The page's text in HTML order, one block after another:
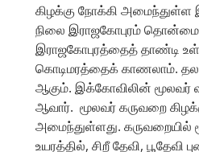
கிழக்கு நோக்கி அமைந்துள்ள
நிலை இராஜகோபுரம்
இராஜகோபுரத்தைத் தாண்டி
கொடிமரத்தைக் காணலாம். தல
ஆகும். இக்கோவிலின் மூலவர்
ஆவார். மூலவர் கருவறை
அமைந்துள்ளது. கருவறையில்
உயரத்தில், சிறீ தேவி, பூதேவி